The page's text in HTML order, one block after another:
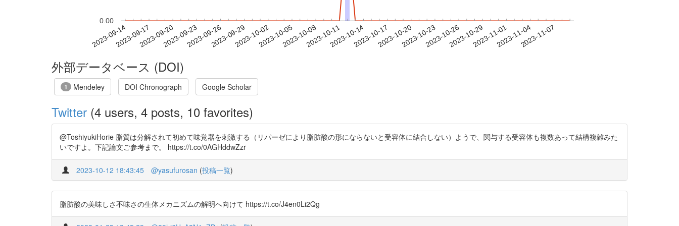
2023-09-142023-09-172023-09-202023-09-232023-09-262023-09-292023-10-022023-10-052023-10-082023-10-112023-10-142023-10-172023-10-202023-10-232023-10-262023-10-292023-11-012023-11-042023-11-07
0.00
外部データベース (DOI)
1 Mendeley DOI Chronograph Google Scholar
Twitter (4 users, 4 posts, 10 favorites)
@ToshiyukiHorie 脂質は分解されて初めて味覚器を刺激する（リパーゼにより脂肪酸の形にならないと受容体に結合しない）ようで、関与する受容体も複数あって結構複雑みた
いですよ。下記論文ご参考まで。 https://t.co/0AGHddwZzr
2023-10-12 18:43:45 @yasufurosan (投稿一覧)
脂肪酸の美味しさ不味さの生体メカニズムの解明へ向けて https://t.co/J4en0Li2Qg